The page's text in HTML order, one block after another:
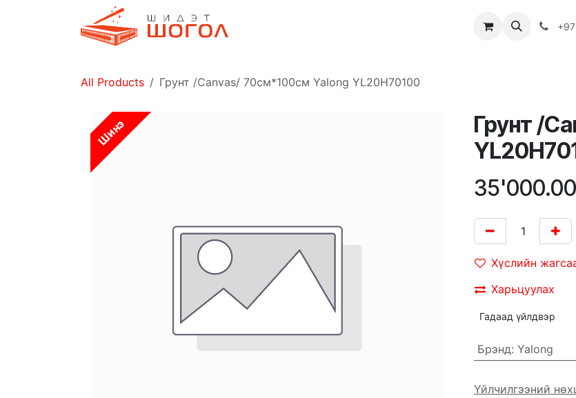
Хямдрал ♻️ Эко шогол
All Products Грунт /Canvas/ 70см*100см Yalong YL20H70100
Шинэ
Грунт /
35'000.00
Хүслийн
Харьцуулах
Гадаад үйлдвэр
Брэнд: Yalong
Үйлчилгээний